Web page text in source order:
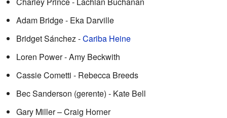
Adam Bridge - Eka Darville
Bridget Sánchez -Cariba Heine
Loren Power - Amy Beckwith
Cassie Cometti - Rebecca Breeds
Bec Sanderson (gerente) - Kate Bell
Gary Miller – Craig Horner